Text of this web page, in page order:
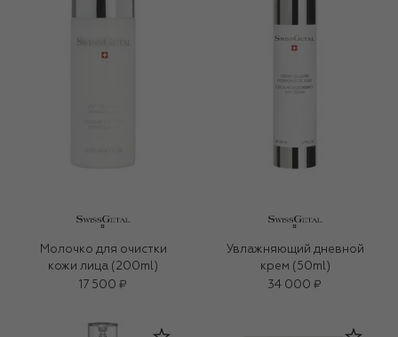
Молочко для очистки
кожи лица (200ml)
17 500 ₽
Увлажняющий дневной
крем (50ml)
34 000 ₽